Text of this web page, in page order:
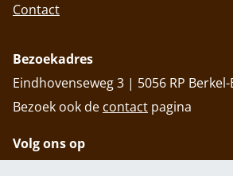
Contact
Bezoekadres
Eindhovenseweg 3 | 5056 RP
Bezoek ook de contact pagina
Volg ons op